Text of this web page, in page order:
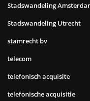
Stadswandeling
Stadswandeling Utrecht
stamrecht bv
telecom
telefonisch acquisite
telefonische acquisitie